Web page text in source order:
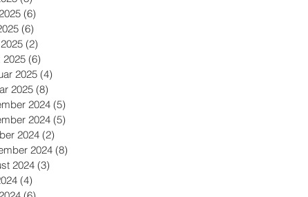
(6)
(6)
(2)
2025 (6)
2025 (4)
2025 (8)
2024 (5)
2024 (5)
2024 (2)
2024 (8)
2024 (3)
(4)